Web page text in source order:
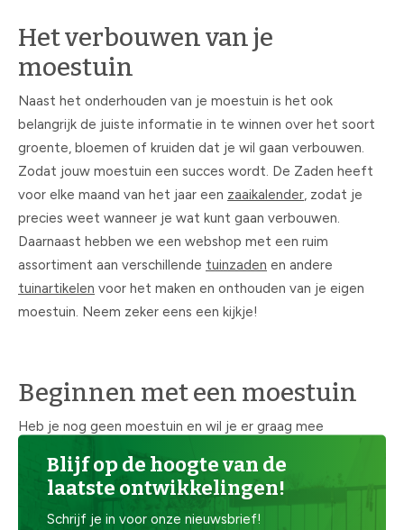
Het verbouwen van je
moestuin
Naast het onderhouden van je moestuin is het ook
belangrijk de juiste informatie in te winnen over het soort
groente, bloemen of kruiden dat je wil gaan verbouwen.
Zodat jouw moestuin een succes wordt. De Zaden heeft
voor elke maand van het jaar een zaaikalender, zodat je
precies weet wanneer je wat kunt gaan verbouwen.
Daarnaast hebben we een webshop met een ruim
assortiment aan verschillende tuinzaden en andere
tuinartikelen voor het maken en onthouden van je eigen
moestuin. Neem zeker eens een kijkje!
Beginnen met een moestuin
Heb je nog geen moestuin en wil je er graag mee
groente en fruit te kweken. De zaden helpt je graag op
weg met verschillende tips en adviezen en een ruim
aanbod aan benodigdheden om je eigen
Blijf op de hoogte van de
laatste ontwikkelingen!
Schrijf je in voor onze nieuwsbrief!